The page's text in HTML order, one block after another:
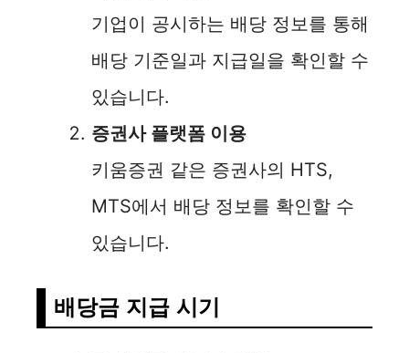
기업이 공시하는 배당 정보를 통해
배당 기준일과 지급일을 확인할 수
있습니다.
증권사 플랫폼 이용
키움증권 같은 증권사의 HTS,
MTS에서 배당 정보를 확인할 수
있습니다.
배당금 지급 시기